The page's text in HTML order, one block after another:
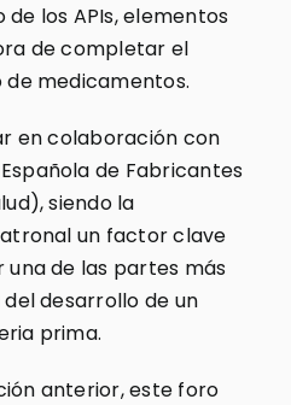
los APIs, elementos
de completar el
medicamentos.
en colaboración con
de Fabricantes
siendo la
un factor clave
de las partes más
desarrollo de un
prima.
anterior, este foro